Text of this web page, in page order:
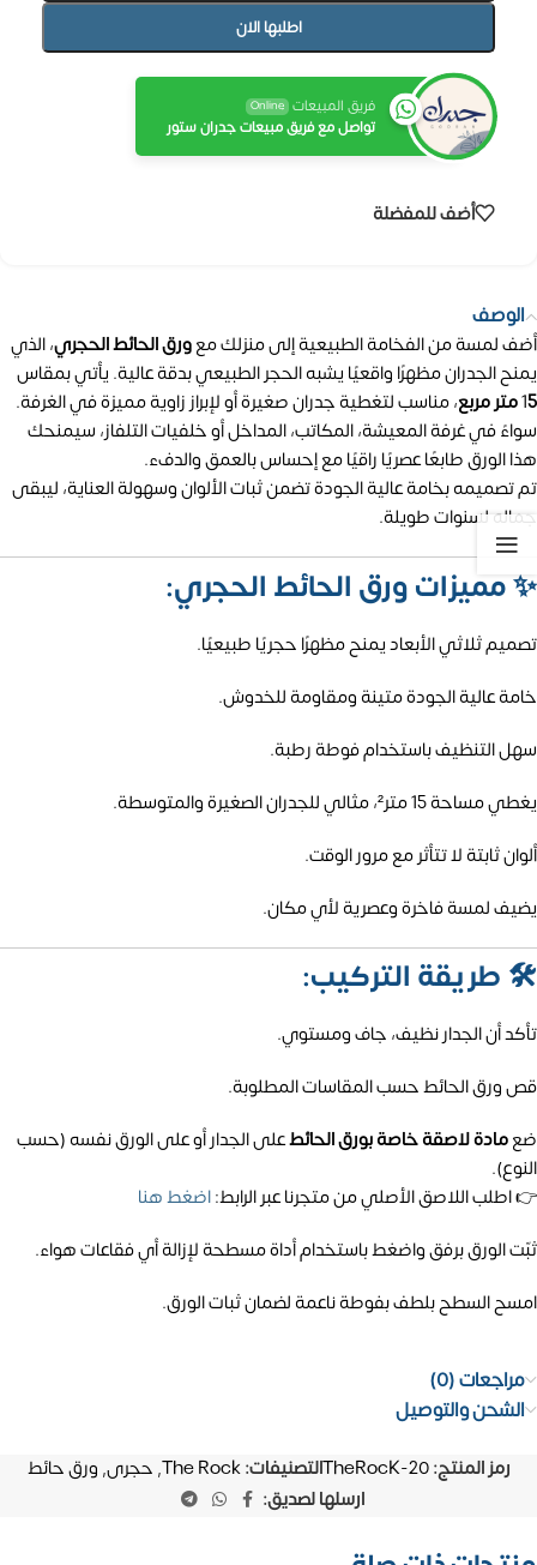
اطلبها الان
فريق المبيعات Online
تواصل مع فريق مبيعات جدران ستور
أضف للمفضلة
الوصف
أضف لمسة من الفخامة الطبيعية إلى منزلك معورق الحائط الحجري، الذي
يمنح الجدران مظهرًا واقعيًا يشبه الحجر الطبيعي بدقة عالية. يأتي بمقاس
15 متر مربع
، مناسب لتغطية جدران صغيرة أو لإبراز زاوية مميزة في الغرفة.
سواءً في غرفة المعيشة، المكاتب، المداخل أو خلفيات التلفاز، سيمنحك
هذا الورق طابعًا عصريًا راقيًا مع إحساس بالعمق والدفء.
تم تصميمه بخامة عالية الجودة تضمن ثبات الألوان وسهولة العناية، ليبقى
جماله لسنوات طويلة.
✨مميزات ورق الحائط الحجري:
تصميم ثلاثي الأبعاد يمنح مظهرًا حجريًا طبيعيًا.
خامة عالية الجودة متينة ومقاومة للخدوش.
سهل التنظيف باستخدام فوطة رطبة.
يغطي مساحة 15 متر²، مثالي للجدران الصغيرة والمتوسطة.
ألوان ثابتة لا تتأثر مع مرور الوقت.
يضيف لمسة فاخرة وعصرية لأي مكان.
🛠️ طريقة التركيب:
تأكد أن الجدار نظيف، جاف ومستوي.
قص ورق الحائط حسب المقاسات المطلوبة.
ضعمادة لاصقة خاصة بورق الحائطعلى الجدار أو على الورق نفسه (حسب
النوع).
👉 اطلب اللاصق الأصلي من متجرنا عبر الرابط:اضغط هنا
ثبّت الورق برفق واضغط باستخدام أداة مسطحة لإزالة أي فقاعات هواء.
امسح السطح بلطف بفوطة ناعمة لضمان ثبات الورق.
مراجعات (0)
الشحن والتوصيل
رمز المنتج:TheRocK-20التصنيفات:The Rock
, حجرى, ورق حائط
ارسلها لصديق: